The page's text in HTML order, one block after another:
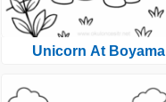
Unicorn At Boyama